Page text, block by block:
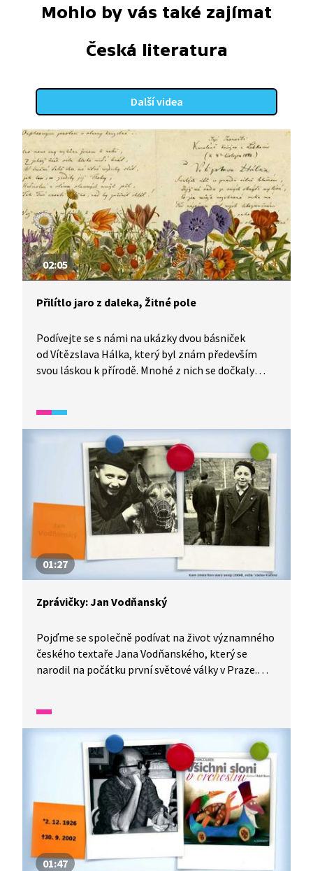
Mohlo by vás také zajímat
Česká literatura
Další videa
02:05
Přilítlo jaro z daleka, Žitné pole
Podívejte se s námi na ukázky dvou básniček
od Vítězslava Hálka, který byl znám především
svou láskou k přírodě. Mnohé z nich se dočkaly
Dvořáka.
01:27
Zprávičky: Jan Vodňanský
Pojďme se společně podívat na život významného
českého textaře Jana Vodňanského, který se
narodil na počátku první světové války v Praze.
básničky a také texty k filmovým písním.
Spolupráce s hudebníkem Petrem Skoumalem
byla pro něho velmi důležitá. Trvala několik
desetiletí. A stala se inspirací pro večerníček Bob
01:47